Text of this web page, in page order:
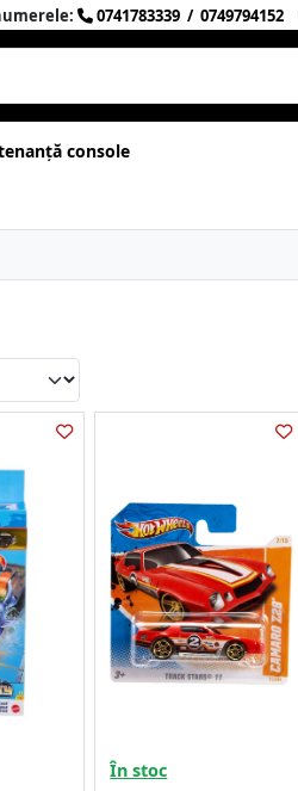
0741783339 / 0749794152
console
În stoc